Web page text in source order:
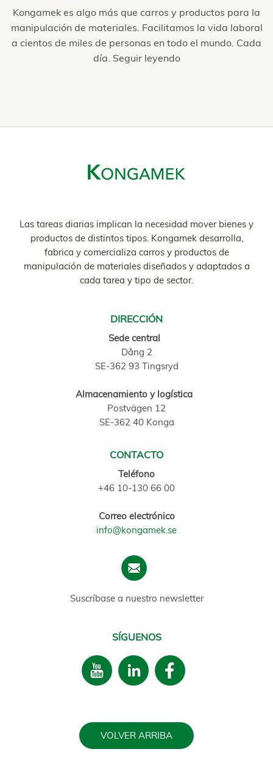
Kongamek es algo más que carros y productos para la
manipulación de materiales. Facilitamos la vida laboral
a cientos de miles de personas en todo el mundo. Cada
día. Seguir leyendo
Las tareas diarias implican la necesidad mover bienes y
productos de distintos tipos. Kongamek desarrolla,
fabrica y comercializa carros y productos de
manipulación de materiales diseñados y adaptados a
cada tarea y tipo de sector.
DIRECCIÓN
Sede central
Dång 2
SE-362 93 Tingsryd
Almacenamiento y logística
Postvägen 12
SE-362 40 Konga
CONTACTO
Teléfono
+46 10-130 66 00
Correo electrónico
info@kongamek.se
Suscríbase a nuestro newsletter
SÍGUENOS
VOLVER ARRIBA